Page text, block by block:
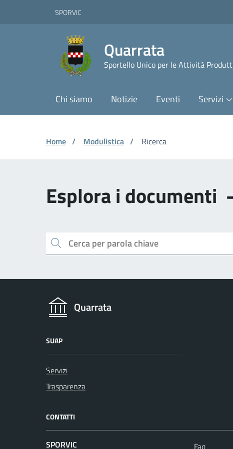
Skip to Main Content
SPORVIC
Quarrata
Sportello Unico per le Attività
Chi siamo Notizie Eventi Servizi
Home / Modulistica / Ricerca
Esplora i documenti -
Cerca
Quarrata
SUAP
Servizi
Trasparenza
CONTATTI
SPORVIC Faq